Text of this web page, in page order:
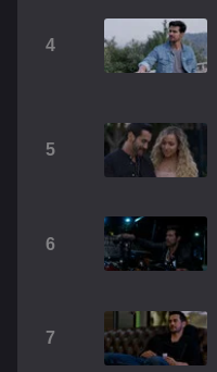
Christian Chavez
4
5
6
7